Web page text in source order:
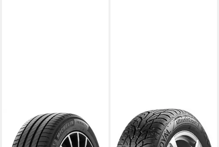
MICHELIN
Sommerreifen PRIMACY 4
PLUS, in verschiedenen
UNIROYAL
Uniroyal Ganzjahresreifen
UNIROYAL